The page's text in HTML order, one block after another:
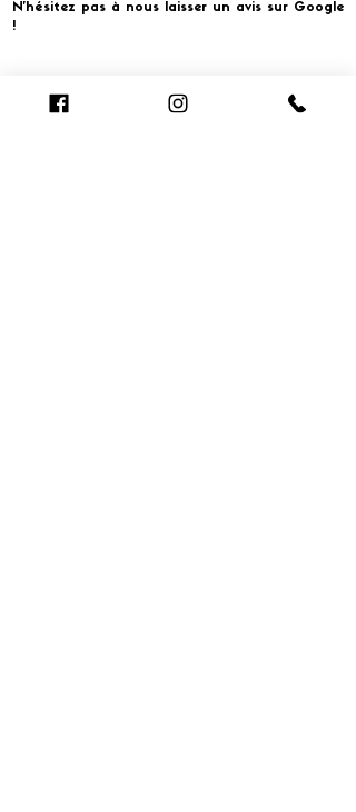
N'hésitez pas à nous laisser un avis sur Google
!
Cliquer pour laisser un avis